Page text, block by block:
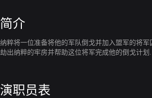
简介
纳粹将一位准备将他的军队倒戈并加入盟军的将
劫出纳粹的牢房并帮助这位将军完成他的倒戈计划.
演职员表